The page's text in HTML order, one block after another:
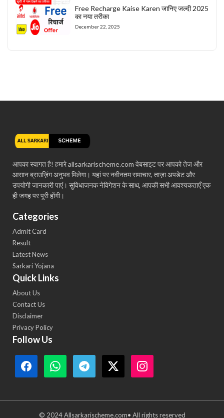
Free Recharge Kaise Karen जानिए जल्दी 2025
का नया तरीका
December 22, 2025
आपका स्वागत है! हमारे allsarkarischeme.com वेबसाइट पर आपको तेज और
आसान ब्राउज़िंग अनुभव मिलेगा। यहां पर नवीनतम समाचार, ताज़ा अपडेट और
उपयोगी जानकारी पाएं। सुविधाजनक नेविगेशन के साथ, आपकी सभी आवश्यकताएँ एक
ही जगह पर पूरी होंगी।
Categories
Admit Card
Result
Latest News
Sarkari Yojana
Quick Links
About Us
Contact Us
Disclaimer
Privacy Policy
Follow Us
© 2024 Allsarkarischeme.com• All rights reserved